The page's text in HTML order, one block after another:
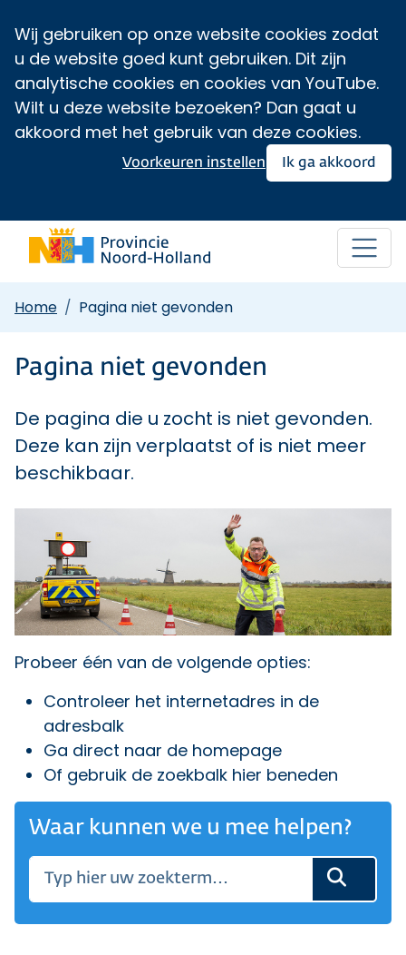
Wij gebruiken op onze website cookies zodat
u de website goed kunt gebruiken. Dit zijn
analytische cookies en cookies van YouTube.
Wilt u deze website bezoeken? Dan gaat u
akkoord met het gebruik van deze cookies.
Ik ga akkoord
Voorkeuren instellen
Home Pagina niet gevonden
Pagina niet gevonden
De pagina die u zocht is niet gevonden.
Deze kan zijn verplaatst of is niet meer
beschikbaar.
Probeer één van de volgende opties:
Controleer het internetadres in de
adresbalk
Ga direct naar de homepage
Of gebruik de zoekbalk hier beneden
Waar kunnen we u mee helpen?